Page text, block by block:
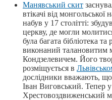
Манявський скит
втікачі від
набув у 17 столітті:
церкву, де могли
була багата бібліотека
виконаний талановитим
Кондзелевичем. Його
розміщується в
дослідники вважають,
Іван Виговський. Тепер
Хрестовоздвиженський